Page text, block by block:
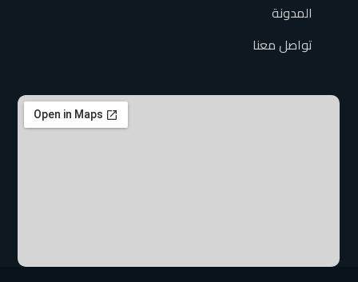
المدونة
تواصل معنا